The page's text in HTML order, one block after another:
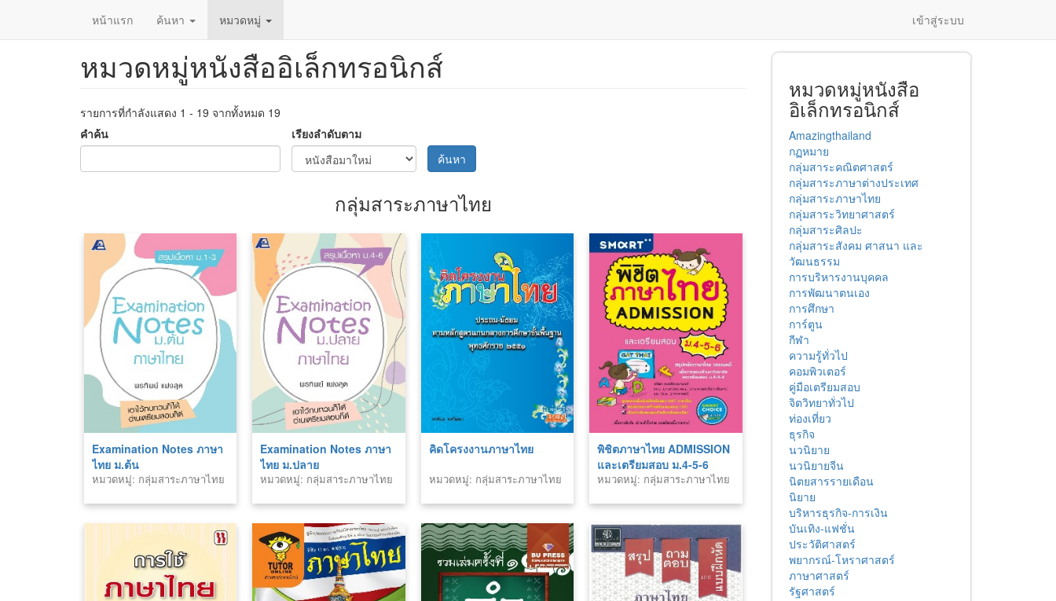
หน้าแรก ค้นหา หมวดหมู่ เข้าสู่ระบบ
หมวดหมู่หนังสืออิเล็กทรอนิกส์
รายการที่กำลังแสดง 1 - 19 จากทั้งหมด 19
คำค้น
เรียงลำดับตาม
ค้นหา
กลุ่มสาระภาษาไทย
Examination Notes ภาษา
ไทย ม.ต้น
หมวดหมู่: กลุ่มสาระภาษาไทย
Examination Notes ภาษา
ไทย ม.ปลาย
หมวดหมู่: กลุ่มสาระภาษาไทย
คิดโครงงานภาษาไทย
หมวดหมู่: กลุ่มสาระภาษาไทย
พิชิตภาษาไทย ADMISSION
และเตรียมสอบ ม.4-5-6
หมวดหมู่: กลุ่มสาระภาษาไทย
หมวดหมู่หนังสือ
อิเล็กทรอนิกส์
Amazingthailand
กฏหมาย
กลุ่มสาระคณิตศาสตร์
กลุ่มสาระภาษาต่างประเทศ
กลุ่มสาระภาษาไทย
กลุ่มสาระวิทยาศาสตร์
กลุ่มสาระศิลปะ
กลุ่มสาระสังคม ศาสนา และ
วัฒนธรรม
การบริหารงานบุคคล
การพัฒนาตนเอง
การศึกษา
การ์ตูน
กีฬา
ความรู้ทั่วไป
คอมพิวเตอร์
คู่มือเตรียมสอบ
จิตวิทยาทั่วไป
ท่องเที่ยว
ธุรกิจ
นวนิยาย
นวนิยายจีน
นิตยสารรายเดือน
นิยาย
บริหารธุรกิจ-การเงิน
บันเทิง-แฟชั่น
ประวัติศาสตร์
พยากรณ์-โหราศาสตร์
ภาษาศาสตร์
รัฐศาสตร์